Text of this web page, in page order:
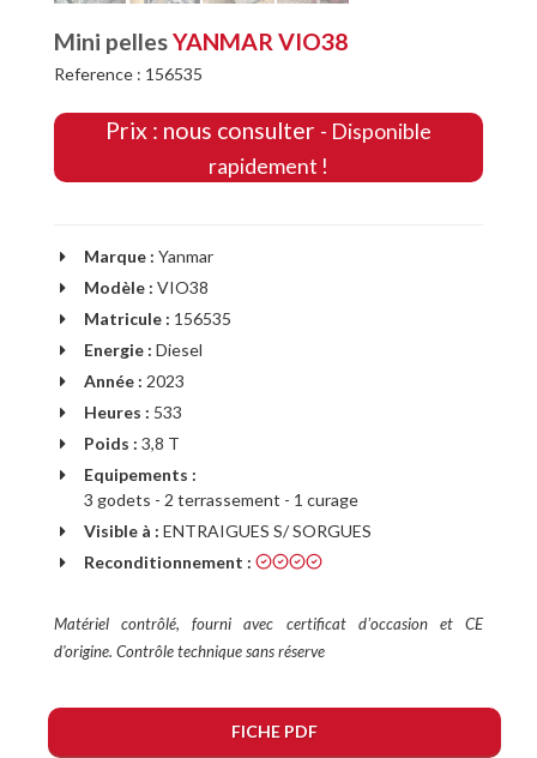
Mini pellesYANMAR VIO38
Reference : 156535
Prix : nous consulter - Disponible
rapidement !
Marque : Yanmar
Modèle : VIO38
Matricule : 156535
Energie : Diesel
Année : 2023
Heures : 533
Poids : 3,8 T
Equipements :
3 godets - 2 terrassement - 1 curage
Visible à : ENTRAIGUES S/ SORGUES
Reconditionnement :
Matériel contrôlé, fourni avec certificat dʼoccasion et CE
d'origine. Contrôle technique sans réserve
FICHE PDF